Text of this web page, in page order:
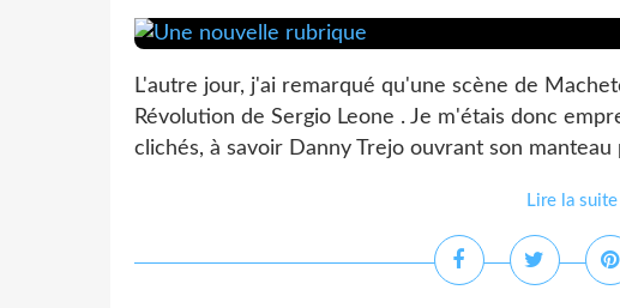
L'autre jour, j'ai remarqué qu'une scène de
Révolution de Sergio Leone . Je m'étais donc
clichés, à savoir Danny Trejo ouvrant son
Lire la suite